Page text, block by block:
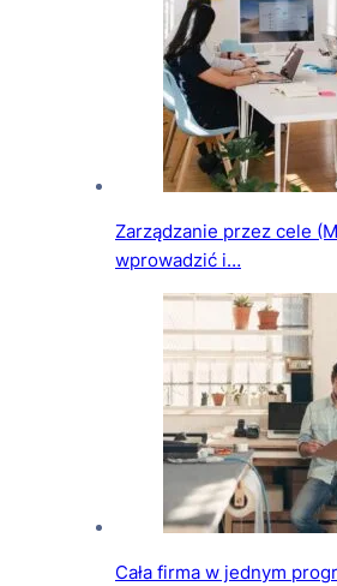
Zarządzanie przez cele
wprowadzić i…
Cała firma w jednym